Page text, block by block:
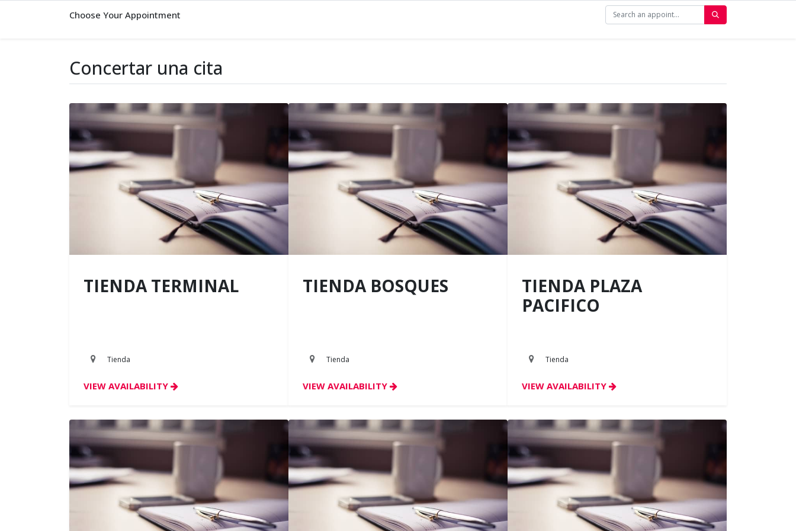
Choose Your Appointment
Concertar una cita
TIENDA TERMINAL
Tienda
VIEW AVAILABILITY
TIENDA BOSQUES
Tienda
VIEW AVAILABILITY
TIENDA PLAZA
PACIFICO
Tienda
VIEW AVAILABILITY